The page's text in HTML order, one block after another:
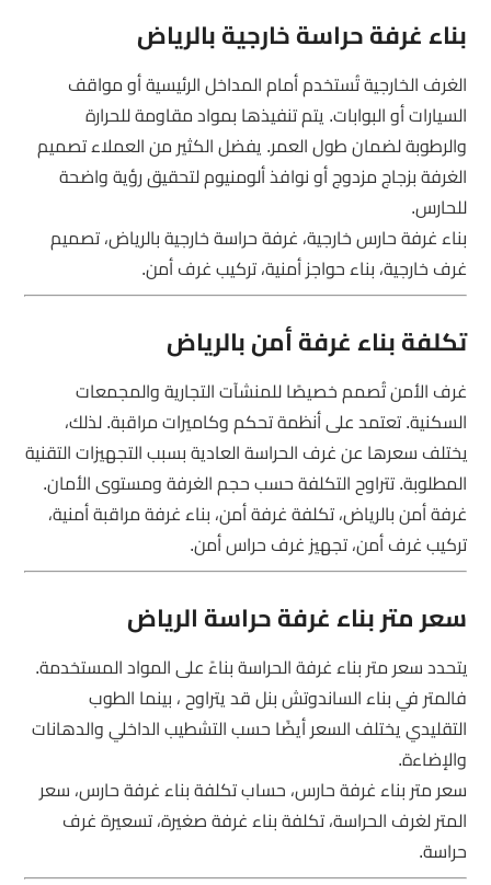
بناء غرفة حراسة خارجية بالرياض
الغرف الخارجية تُستخدم أمام المداخل الرئيسية أو مواقف
السيارات أو البوابات. يتم تنفيذها بمواد مقاومة للحرارة
والرطوبة لضمان طول العمر. يفضل الكثير من العملاء تصميم
الغرفة بزجاج مزدوج أو نوافذ ألومنيوم لتحقيق رؤية واضحة
للحارس.
بناء غرفة حارس خارجية، غرفة حراسة خارجية بالرياض، تصميم
غرف خارجية، بناء حواجز أمنية، تركيب غرف أمن.
تكلفة بناء غرفة أمن بالرياض
غرف الأمن تُصمم خصيصًا للمنشآت التجارية والمجمعات
السكنية. تعتمد على أنظمة تحكم وكاميرات مراقبة. لذلك،
يختلف سعرها عن غرف الحراسة العادية بسبب التجهيزات التقنية
المطلوبة. تتراوح التكلفة حسب حجم الغرفة ومستوى الأمان.
غرفة أمن بالرياض، تكلفة غرفة أمن، بناء غرفة مراقبة أمنية،
تركيب غرف أمن، تجهيز غرف حراس أمن.
سعر متر بناء غرفة حراسة الرياض
يتحدد سعر متر بناء غرفة الحراسة بناءً على المواد المستخدمة.
فالمتر في بناء الساندوتش بنل قد يتراوح ، بينما الطوب
التقليدي يختلف السعر أيضًا حسب التشطيب الداخلي والدهانات
والإضاءة.
سعر متر بناء غرفة حارس، حساب تكلفة بناء غرفة حارس، سعر
المتر لغرف الحراسة، تكلفة بناء غرفة صغيرة، تسعيرة غرف
حراسة.